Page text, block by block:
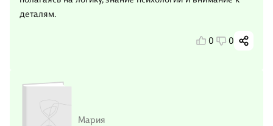
деталям.
0 0
Мария